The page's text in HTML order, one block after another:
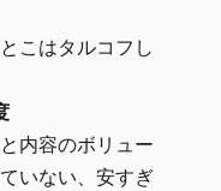
こはタルコフし
内容のボリュー
いない、安すぎ